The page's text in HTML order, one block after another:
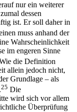
nur ein weiterer
dessen
ist. Er soll daher in
muss anhand der
Wahrscheinlichkeit
im engeren Sinne
die Definition
allein jedoch nicht,
Grundlage – als
25 Die
wird sich vor allem
Überprüfung